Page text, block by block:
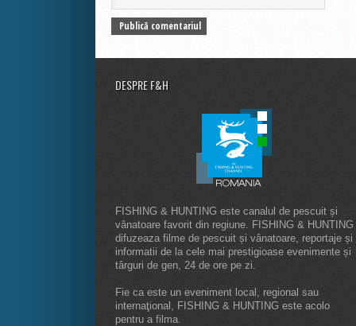
DESPRE F&H
FISHING & HUNTING este canalul de pescuit și
vânatoare favorit din regiune. FISHING & HUNTING
difuzeaza filme de pescuit și vânatoare, reportaje și
informatii de la cele mai prestigioase evenimente și
târguri de gen, 24 de ore pe zi.
Fie ca este un eveniment local, regional sau
internaţional, FISHING & HUNTING este acolo
pentru a filma.